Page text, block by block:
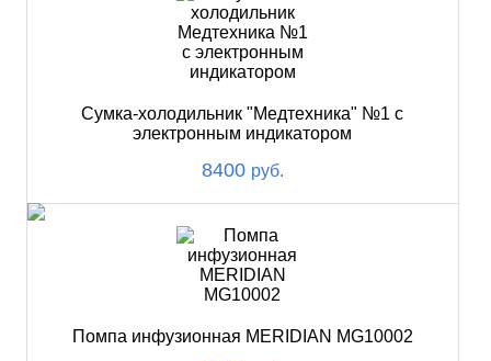
Сумка-холодильник "Медтехника" №1 с
электронным индикатором
8400 руб.
Помпа инфузионная MERIDIAN MG10002